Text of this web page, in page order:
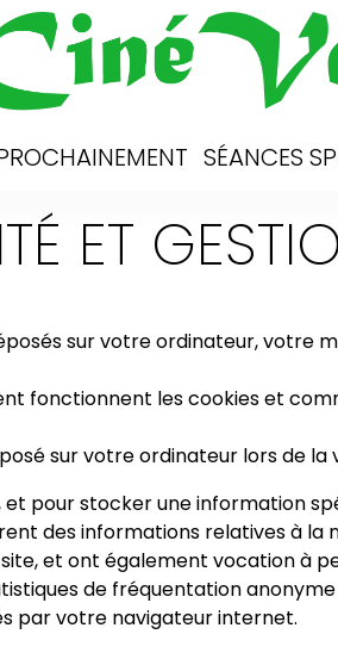
SÉANCES
ET
sur votre ordinateur, votre
fonctionnent les cookies et
sur votre ordinateur lors de la
pour stocker une information
des informations relatives à la
et ont également vocation à
de fréquentation
par votre navigateur internet.